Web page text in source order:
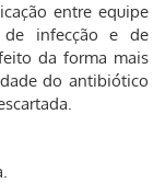
entre equipe
de infecção e de
da forma mais
do antibiótico